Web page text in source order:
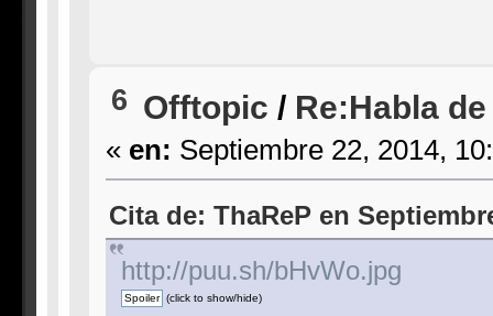
6 Offtopic / Re:Habla
« en: Septiembre 22, 2014,
Cita de: ThaReP en
http://puu.sh/bHvWo.jpg
(click to show/hide)